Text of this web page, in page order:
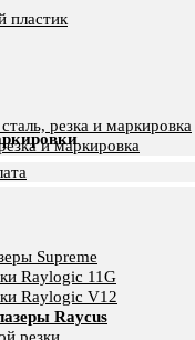
пластик
резка и маркировка
и маркировка
Supreme
Raylogic 11G
Raylogic V12
Raycus